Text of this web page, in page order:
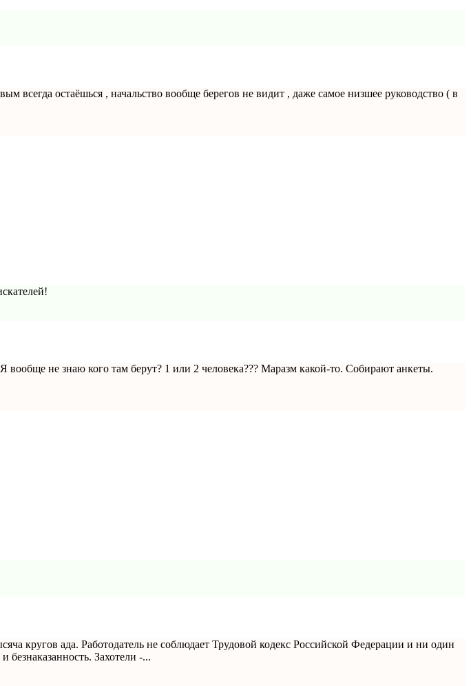
всегда остаёшься , начальство вообще берегов не видит , даже самое низшее руководство ( в
не знаю кого там берут? 1 или 2 человека??? Маразм какой-то. Собирают анкеты.
кругов ада. Работодатель не соблюдает Трудовой кодекс Российской Федерации и ни один
безнаказанность. Захотели -...